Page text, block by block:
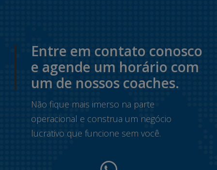
Entre em contato conosco
e agende um horário com
um de nossos coaches.
Não fique mais imerso na parte
operacional e construa um negócio
lucrativo que funcione sem você.